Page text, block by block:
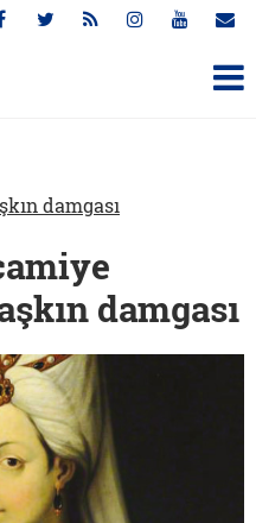
damgası
damgası